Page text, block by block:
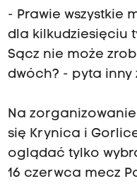
- Prawie wszystkie
dla kilkudziesięciu
Sącz nie może
dwóch? - pyta inny
Na
się Krynica i
oglądać tylko
16 czerwca mecz